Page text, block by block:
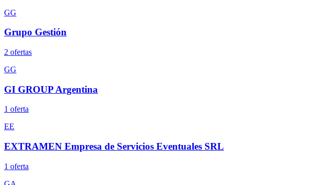
GG
Grupo Gestión
2 ofertas
GG
GI GROUP Argentina
1 oferta
EE
EXTRAMEN Empresa de Servicios Eventuales SRL
1 oferta